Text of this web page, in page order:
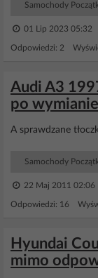
Samochody
01 Lip 2023 05:32
Odpowiedzi: 2
Audi A3
po
A sprawdzane
Samochody
22 Maj 2011 02:06
Odpowiedzi: 16
Hyundai
mimo